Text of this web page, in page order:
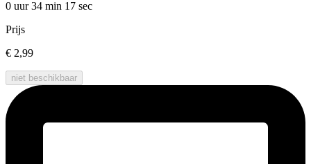
0 uur 34 min 17 sec
Prijs
€ 2,99
niet beschikbaar